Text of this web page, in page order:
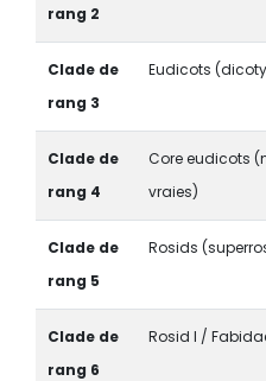
rang 2
Clade de
rang 3
Eudicots
Clade de
rang 4
Core eudicots
vraies)
Clade de
rang 5
Rosids
Clade de
rang 6
Rosid I /